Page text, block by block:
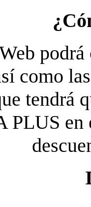
como
tendrá
en